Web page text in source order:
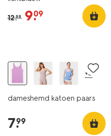
12.99 9.
09
+3
dameshemd katoen paars
7.
99